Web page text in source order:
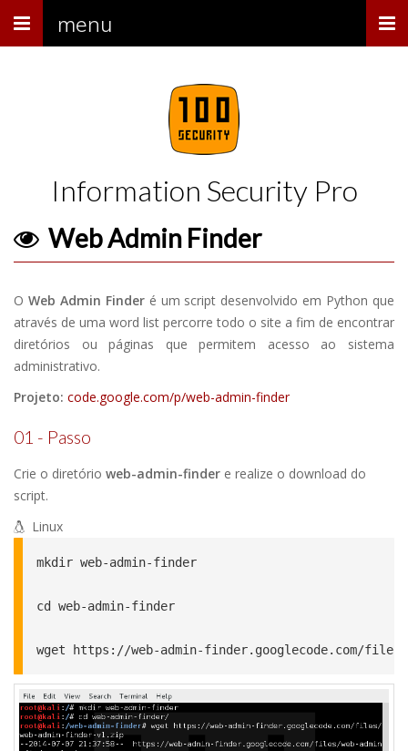
Menu menu
Information Security Pro
Web Admin Finder
O Web Admin Finderé um script desenvolvido em Python que
através de uma word list percorre todo o site a fim de encontrar
diretórios ou páginas que permitem acesso ao sistema
administrativo.
Projeto: code.google.com/p/web-admin-finder
01 - Passo
Crie o diretório web-admin-finder e realize o download do
script.
Linux
mkdir web-admin-finder
cd web-admin-finder
wget https://web-admin-finder.googlecode.com/